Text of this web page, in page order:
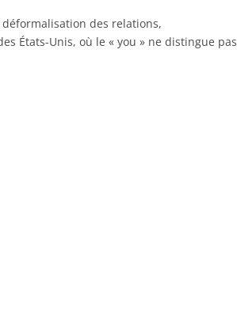
des relations,
États-Unis, où le « you » ne distingue pas